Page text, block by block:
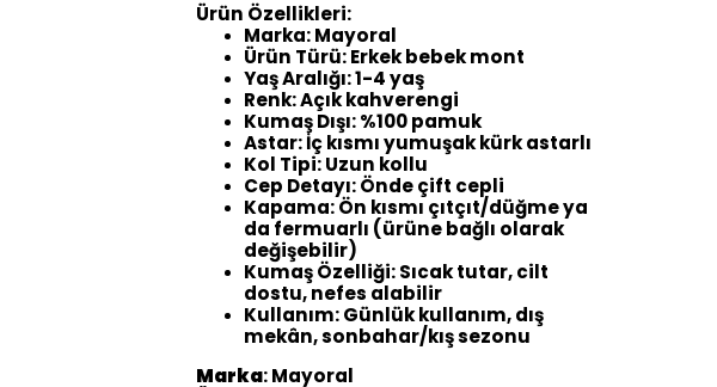
Ürün Özellikleri:
Marka: Mayoral
Ürün Türü: Erkek bebek mont
Yaş Aralığı: 1-4 yaş
Renk: Açık kahverengi
Kumaş Dışı: %100 pamuk
Astar: İç kısmı yumuşak kürk astarlı
Kol Tipi: Uzun kollu
Cep Detayı: Önde çift cepli
Kapama: Ön kısmı çıtçıt/düğme ya
da fermuarlı (ürüne bağlı olarak
değişebilir)
Kumaş Özelliği: Sıcak tutar, cilt
dostu, nefes alabilir
Kullanım: Günlük kullanım, dış
mekân, sonbahar/kış sezonu
Marka: Mayoral